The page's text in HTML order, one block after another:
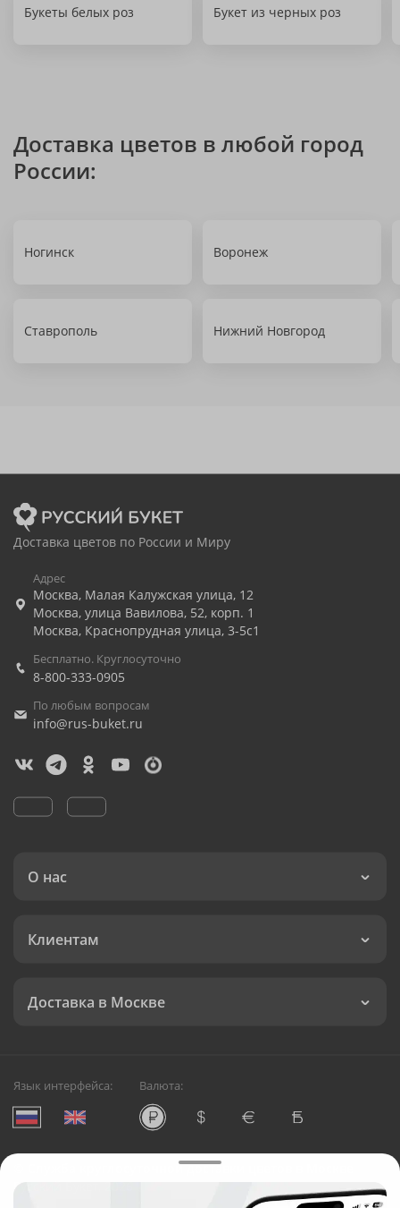
Букеты белых роз Букет из черных роз
Доставка цветов в любой город
России:
Ногинск Воронеж
Ставрополь Нижний Новгород
Доставка цветов по России и Миру
Адрес
Москва, Малая Калужская улица, 12
Москва, улица Вавилова, 52, корп. 1
Москва, Краснопрудная улица, 3-5с1
Бесплатно. Круглосуточно
8-800-333-0905
По любым вопросам
info@rus-buket.ru
О нас
Клиентам
Доставка в Москве
Язык интерфейса: Валюта:
Служба круглосуточной доставки цветов в Москве
Русский Букет, 2026